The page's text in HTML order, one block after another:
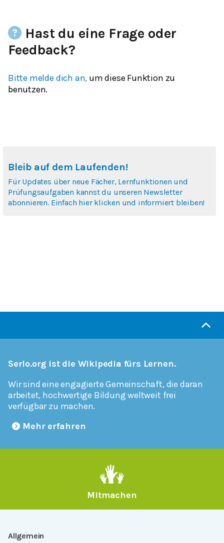
Hast du eine Frage oder
Feedback?
Bitte melde dich an, um diese Funktion zu
benutzen.
Bleib auf dem Laufenden!
Für Updates über neue Fächer, Lernfunktionen und
Prüfungsaufgaben kannst du unseren Newsletter
abonnieren. Einfach hier klicken und informiert bleiben!
Serlo.org ist die Wikipedia fürs Lernen.
Wir sind eine engagierte Gemeinschaft, die daran
arbeitet, hochwertige Bildung weltweit frei
verfügbar zu machen.
Mehr erfahren
Mitmachen
Allgemein